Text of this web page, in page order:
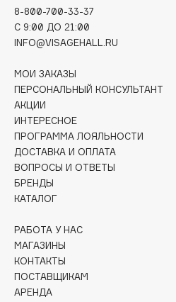
Deonica
Dessange
Divage
Dolce & Gabbana
Dolomit
Dorco
DP Daily Perfection
Dr. Vranjes Firenze
Dr.Althea
Dr.Jart+
DSD de Luxe
8-800-700-33-37
C 9:00 ДО 21:00
INFO@VISAGEHALL.RU
МОИ ЗАКАЗЫ
ПЕРСОНАЛЬНЫЙ КОНСУЛЬТАНТ
АКЦИИ
ИНТЕРЕСНОЕ
ПРОГРАММА ЛОЯЛЬНОСТИ
ДОСТАВКА И ОПЛАТА
ВОПРОСЫ И ОТВЕТЫ
БРЕНДЫ
КАТАЛОГ
РАБОТА У НАС
МАГАЗИНЫ
КОНТАКТЫ
ПОСТАВЩИКАМ
АРЕНДА